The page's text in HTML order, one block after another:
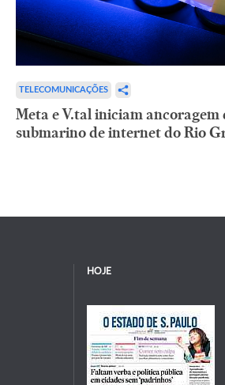
TELECOMUNICAÇÕES
Meta e V.tal iniciam ancoragem
submarino de internet do Rio
HOJE